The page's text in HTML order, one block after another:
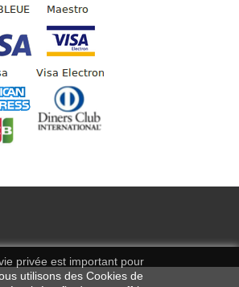
privée est important pour
utilisons des Cookies de